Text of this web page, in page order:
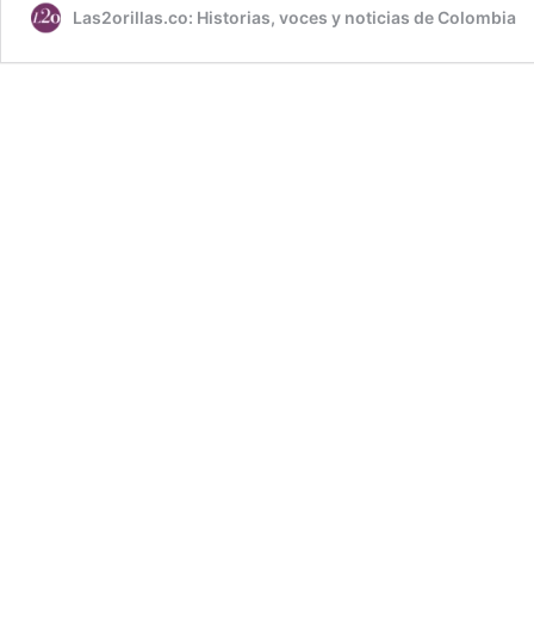
Las2orillas.co: Historias, voces y noticias de Colombia